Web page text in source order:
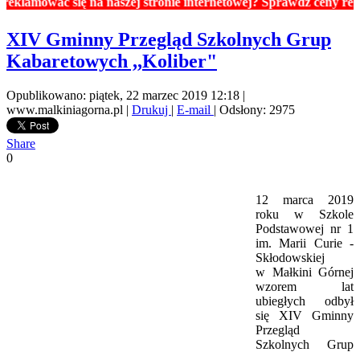
XIV Gminny Przegląd Szkolnych Grup
Kabaretowych ,,Koliber"
Opublikowano: piątek, 22 marzec 2019 12:18 |
www.malkiniagorna.pl | Drukuj | E-mail | Odsłony: 2975
Share
0
12 marca 2019
roku w Szkole
Podstawowej nr 1
im. Marii Curie -
Skłodowskiej
w Małkini Górnej
wzorem lat
ubiegłych odbył
się XIV Gminny
Przegląd
Szkolnych Grup